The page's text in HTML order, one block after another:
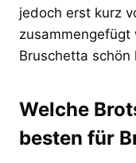
jedoch erst kurz
Bruschetta
Welche
besten für